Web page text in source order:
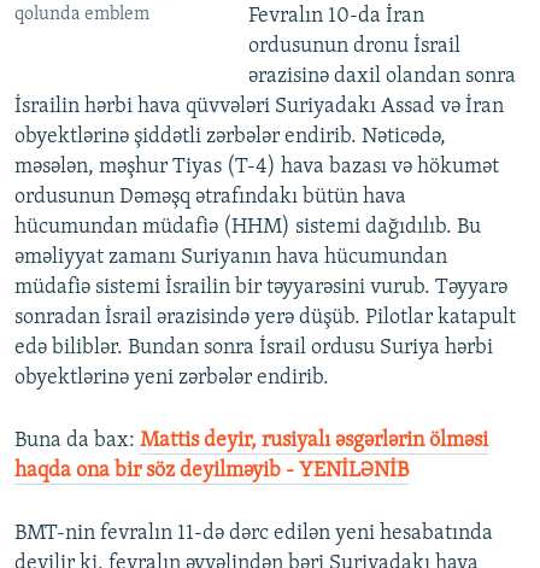
qolunda emblem
Fevralın 10-da İran
ordusunun dronu İsrail
ərazisinə daxil olandan sonra
İsrailin hərbi hava qüvvələri Suriyadakı Assad və İran
obyektlərinə şiddətli zərbələr endirib. Nəticədə,
məsələn, məşhur Tiyas (T-4) hava bazası və hökumət
ordusunun Dəməşq ətrafındakı bütün hava
hücumundan müdafiə (HHM) sistemi dağıdılıb. Bu
əməliyyat zamanı Suriyanın hava hücumundan
müdafiə sistemi İsrailin bir təyyarəsini vurub. Təyyarə
sonradan İsrail ərazisində yerə düşüb. Pilotlar katapult
edə biliblər. Bundan sonra İsrail ordusu Suriya hərbi
obyektlərinə yeni zərbələr endirib.
Buna da bax: Mattis deyir, rusiyalı əsgərlərin ölməsi
haqda ona bir söz deyilməyib - YENİLƏNİB
BMT-nin fevralın 11-də dərc edilən yeni hesabatında